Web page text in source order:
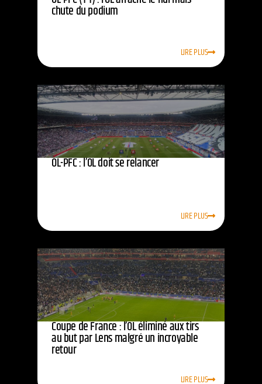
chute du podium
LIRE PLUS
OL-PFC : l’OL doit se relancer
LIRE PLUS
Coupe de France : l’OL éliminé aux tirs
au but par Lens malgré un incroyable
retour
LIRE PLUS